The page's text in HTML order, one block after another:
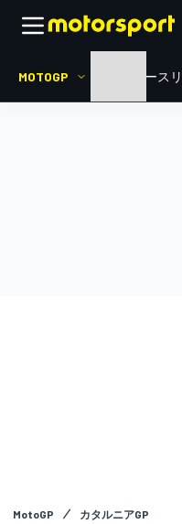
MOTOGP ニュース
MotoGP カタルニアGP